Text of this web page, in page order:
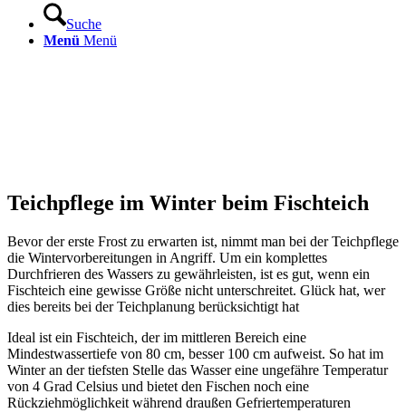
Suche
Menü Menü
Teichpflege im Winter beim Fischteich
Bevor der erste Frost zu erwarten ist, nimmt man bei der Teichpflege
die Wintervorbereitungen in Angriff. Um ein komplettes
Durchfrieren des Wassers zu gewährleisten, ist es gut, wenn ein
Fischteich eine gewisse Größe nicht unterschreitet. Glück hat, wer
dies bereits bei der Teichplanung berücksichtigt hat
Ideal ist ein Fischteich, der im mittleren Bereich eine
Mindestwassertiefe von 80 cm, besser 100 cm aufweist. So hat im
Winter an der tiefsten Stelle das Wasser eine ungefähre Temperatur
von 4 Grad Celsius und bietet den Fischen noch eine
Rückziehmöglichkeit während draußen Gefriertemperaturen